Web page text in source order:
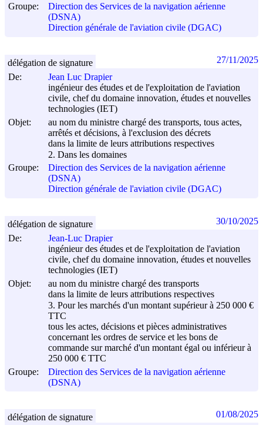
Groupe:
Direction des Services de la navigation aérienne
(DSNA)
Direction générale de l'aviation civile (DGAC)
De:
Jean Luc Drapier
ingénieur des études et de l'exploitation de l'aviation
civile, chef du domaine innovation, études et nouvelles
technologies (IET)
Objet:
au nom du ministre chargé des transports, tous actes,
arrêtés et décisions, à l'exclusion des décrets
dans la limite de leurs attributions respectives
2. Dans les domaines
Groupe:
Direction des Services de la navigation aérienne
(DSNA)
Direction générale de l'aviation civile (DGAC)
délégation de signature 27/11/2025
De:
Jean-Luc Drapier
ingénieur des études et de l'exploitation de l'aviation
civile, chef du domaine innovation, études et nouvelles
technologies (IET)
Objet:
au nom du ministre chargé des transports
dans la limite de leurs attributions respectives
3. Pour les marchés d'un montant supérieur à 250 000 €
TTC
tous les actes, décisions et pièces administratives
concernant les ordres de service et les bons de
commande sur marché d'un montant égal ou inférieur à
250 000 € TTC
Groupe:
Direction des Services de la navigation aérienne
(DSNA)
délégation de signature 30/10/2025
délégation de signature 01/08/2025